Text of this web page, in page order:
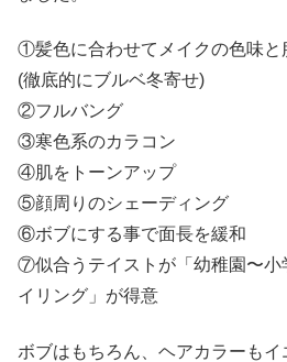
①髪色に合わせてメイクの色味と
(徹底的にブルベ冬寄せ)
②フルバング
③寒色系のカラコン
④肌をトーンアップ
⑤顔周りのシェーディング
⑥ボブにする事で面長を緩和
⑦似合うテイストが「幼稚園〜小
イリング」が得意
ボブはもちろん、ヘアカラーも